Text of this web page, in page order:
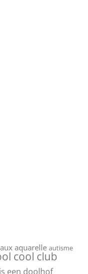
aquarelle autisme
cool club
een doolhof